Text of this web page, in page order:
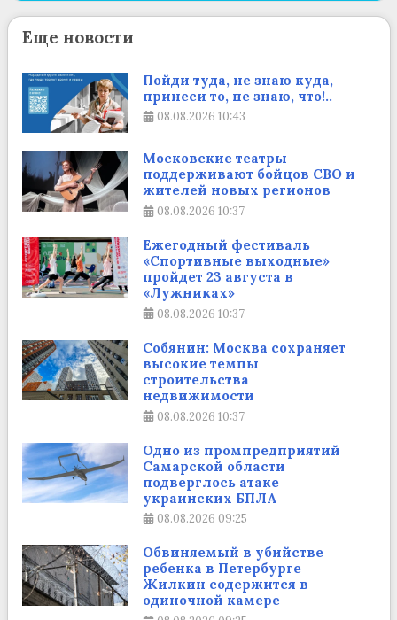
Еще новости
Пойди туда, не знаю куда,
принеси то, не знаю, что!..
08.08.2026 10:43
Московские театры
поддерживают бойцов СВО и
жителей новых регионов
08.08.2026 10:37
Ежегодный фестиваль
«Спортивные выходные»
пройдет 23 августа в
«Лужниках»
08.08.2026 10:37
Собянин: Москва сохраняет
высокие темпы
строительства
недвижимости
08.08.2026 10:37
Одно из промпредприятий
Самарской области
подверглось атаке
украинских БПЛА
08.08.2026 09:25
Обвиняемый в убийстве
ребенка в Петербурге
Жилкин содержится в
одиночной камере